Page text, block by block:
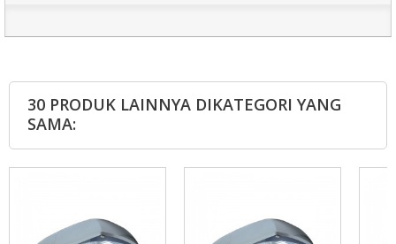
30 PRODUK LAINNYA DIKATEGORI YANG
SAMA: